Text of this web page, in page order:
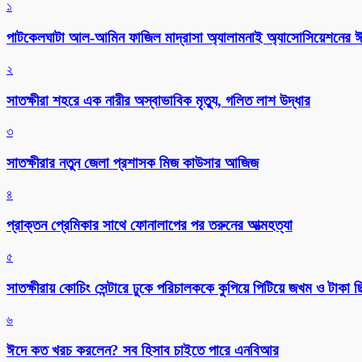
১
পাটকেলঘাটা আল-আমিন ফাজিল মাদ্রাসা অ্যালামনাই অ্যাসোসিয়েশনের
২
সাতক্ষীরা শহরে এক নারীর অস্বাভাবিক মৃত্যু, গলিত লাশ উদ্ধার
৩
সাতক্ষীরার নতুন জেলা প্রশাসক মিজ কাউসার আজিজ
৪
প্রাক্তন প্রেমিকার সাথে ফোনালাপের পর তরুনের আত্মহত্যা
৫
সাতক্ষীরায় কোচিং সেন্টারে ঢুকে পরিচালককে কুপিয়ে পিটিয়ে জখম ও টাকা
৬
ঈদে কত খরচ করলেন? সব হিসাব চাইতে পারে এনবিআর